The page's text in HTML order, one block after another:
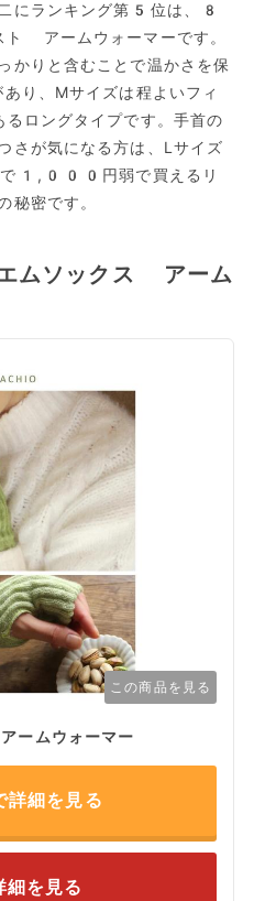
にランキング第5位は、8
アームウォーマーです。
かりと含むことで温かさを保
り、Mサイズは程よいフィ
ロングタイプです。手首の
さが気になる方は、Lサイズ
で1,000円弱で買えるリ
秘密です。
ムソックス アーム
この商品を見る
ームウォーマー
細を見る
細を見る